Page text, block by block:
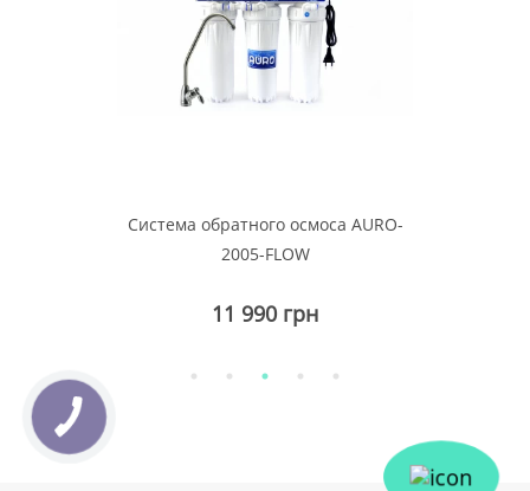
Система обратного осмоса AURO-
2005-FLOW
11 990 грн